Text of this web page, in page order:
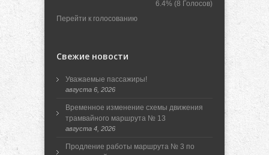
6.4% (8 Голосов)
Перейти к голосованию
Свежие новости
Уважаемые пассажиры!
августа 6, 2026
Временное изменение схемы движения
трамвайного маршрута № 13
августа 4, 2026
Продление работы маршрута № 3 по